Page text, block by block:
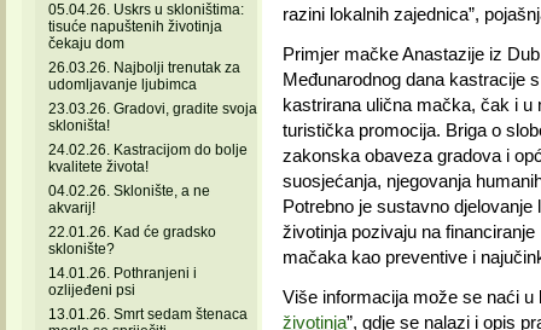
05.04.26. Uskrs u skloništima:
tisuće napuštenih životinja
čekaju dom
26.03.26. Najbolji trenutak za
udomljavanje ljubimca
23.03.26. Gradovi, gradite svoja
skloništa!
24.02.26. Kastracijom do bolje
kvalitete života!
04.02.26. Sklonište, a ne
akvarij!
22.01.26. Kad će gradsko
sklonište?
14.01.26. Pothranjeni i
ozlijeđeni psi
13.01.26. Smrt sedam štenaca
razini lokalnih zajednica”,
Primjer mačke Anastazije iz
Međunarodnog dana kastracije
kastrirana ulična mačka, čak i u
turistička promocija. Briga o
zakonska obaveza gradova i
suosjećanja, njegovanja
Potrebno je sustavno
životinja pozivaju na
mačaka kao preventive i
Više informacija može se naći u
životinja”, gdje se nalazi i opis